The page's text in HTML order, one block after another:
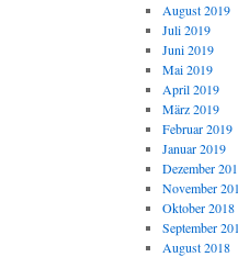
August 2019
Juli 2019
Juni 2019
Mai 2019
April 2019
März 2019
Februar 2019
Januar 2019
Dezember
November
Oktober 2018
September
August 2018